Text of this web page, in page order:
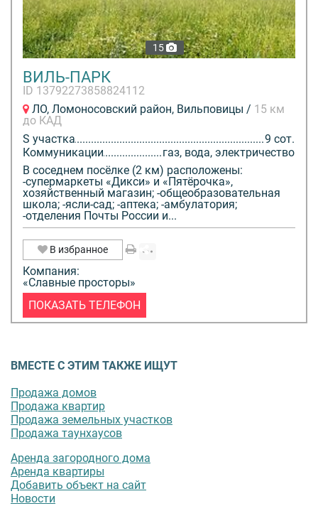
15
ВИЛЬ-ПАРК
ID 13792273858824112
ЛО, Ломоносовский район, Вильповицы / 15 км
до КАД
S участка
9 сот.
Коммуникации
газ, вода, электричество
В соседнем посёлке (2 км) расположены:
-супермаркеты «Дикси» и «Пятёрочка»,
хозяйственный магазин; -общеобразовательная
школа; -ясли-сад; -аптека; -амбулатория;
-отделения Почты России и...
В избранное
Компания:
«Славные просторы»
ПОКАЗАТЬ ТЕЛЕФОН
ВМЕСТЕ С ЭТИМ ТАКЖЕ ИЩУТ
Продажа домов
Продажа квартир
Продажа земельных участков
Продажа таунхаусов
Аренда загородного дома
Аренда квартиры
Добавить объект на сайт
Новости